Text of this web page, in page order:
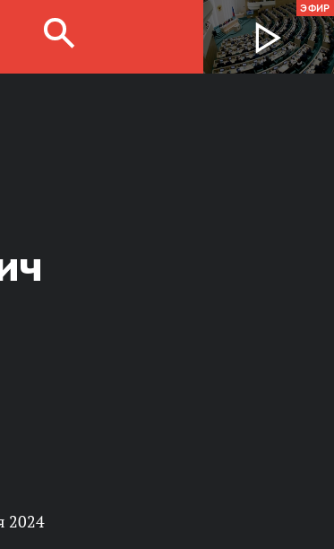
ЭФИР
2024